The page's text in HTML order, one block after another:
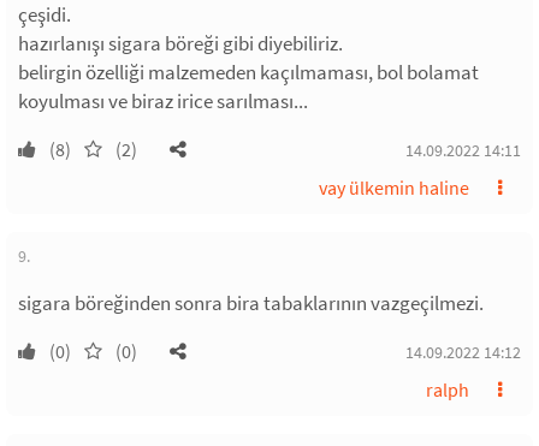
çeşidi.
hazırlanışı sigara böreği gibi diyebiliriz.
belirgin özelliği malzemeden kaçılmaması, bol bolamat
koyulması ve biraz irice sarılması...
(8) (2) 14.09.2022 14:11
vay ülkemin haline
9.
sigara böreğinden sonra bira tabaklarının vazgeçilmezi.
(0) (0) 14.09.2022 14:12
ralph